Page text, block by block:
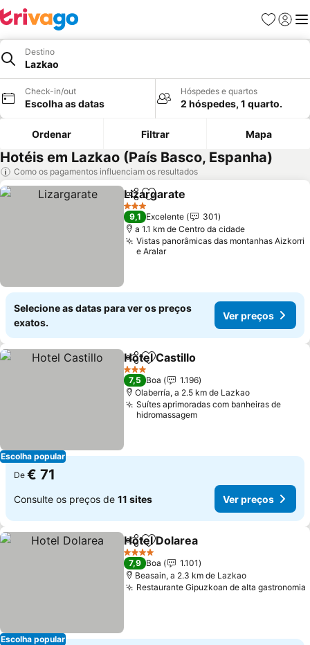
Favoritos
Iniciar
Destino
Lazkao
Check-in/out
Escolha as datas
Hóspedes e quartos
2 hóspedes, 1 quarto.
Ordenar Filtrar Mapa
Hotéis em Lazkao (País Basco, Espanha)
Como os pagamentos influenciam os resultados
PartilharAdicionar aos favoritos
Lizargarate
3 Estrelas
9,1 Excelente
301
a 1.1 km de Centro da cidade
Vistas panorâmicas das montanhas Aizkorri
e Aralar
Selecione as datas para ver os preços
exatos.
Ver preços
Escolha popular
PartilharAdicionar aos favoritos
Hotel Castillo
3 Estrelas
7,5 Boa
1.196
Olaberría, a 2.5 km de Lazkao
Suítes aprimoradas com banheiras de
hidromassagem
De € 71
Consulte os preços de 11 sites Ver preços
Escolha popular
PartilharAdicionar aos favoritos
Hotel Dolarea
4 Estrelas
7,9 Boa
1.101
Beasain, a 2.3 km de Lazkao
Restaurante Gipuzkoan de alta gastronomia